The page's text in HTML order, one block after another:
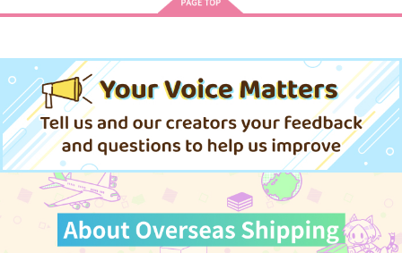
サンプル サンプル
クリルスタンド ハッ
ピ～ワニワニ『忠犬部
下とツンデレ少尉』
（BLコミックフェア
2026）
KADOKAWA
2,500円 （税込）
サンプル
作品詳細
リルスタンド（忠犬部
下とツンデレ少尉 2）
KADOKAWA
サンプル
（忠犬部下とツンデレ
少尉 2）
KADOKAWA
600 （税込）
サンプル